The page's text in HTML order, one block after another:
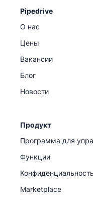
Pipedrive
О нас
Цены
Вакансии
Блог
Новости
Продукт
Программа для
Функции
Marketplace